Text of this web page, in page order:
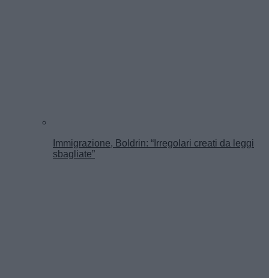
Immigrazione, Boldrin: “Irregolari creati da leggi
sbagliate”